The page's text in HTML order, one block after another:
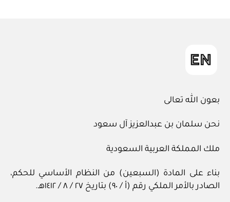
بعون الله تعالى
نحن سلمان بن عبدالعزيز آل سعود
ملك المملكة العربية السعودية
بناء على المادة (السبعين) من النظام الأساسي للحكم،
الصادر بالأمر الملكي رقم (أ / ٩٠) بتاريخ ٢٧ / ٨ / ١٤١٢هـ.